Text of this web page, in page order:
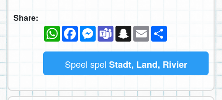
Share:
WhatsAppFacebookMessenger
TeamsSnapchat
Email
Speel spel Stadt, Land, Rivier